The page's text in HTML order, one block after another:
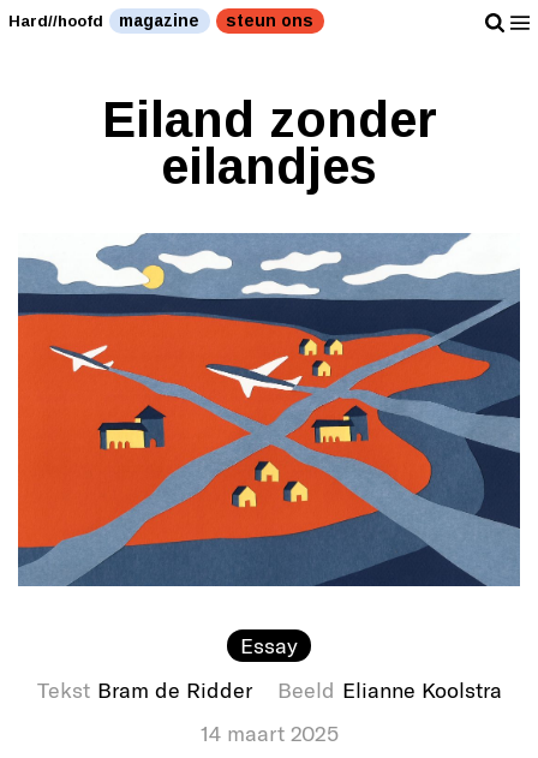
Hard//hoofd magazine steun ons
Eiland zonder
eilandjes
Essay
Tekst Bram de Ridder Beeld Elianne Koolstra
14 maart 2025